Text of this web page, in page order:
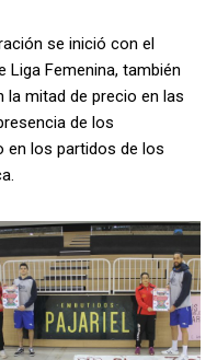
se inició con el
Liga Femenina, también
mitad de precio en las
de los
en los partidos de los